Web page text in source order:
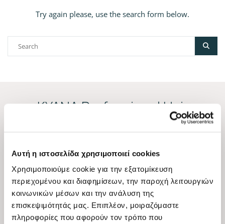
Αυτή η ιστοσελίδα χρησιμοποιεί cookies
Χρησιμοποιούμε cookie για την εξατομίκευση
περιεχομένου και διαφημίσεων, την παροχή λειτουργιών
κοινωνικών μέσων και την ανάλυση της
επισκεψιμότητάς μας. Επιπλέον, μοιραζόμαστε
πληροφορίες που αφορούν τον τρόπο που
Try again please, use the search form below.
ΚYANA Professional Hair
Πολιτική cookies
Όροι και προϋποθέσεις προγράμματος πιστότητας
Εξυπηρέτηση πελατών